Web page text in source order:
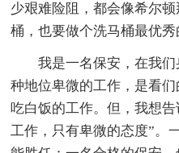
少艰难险阻，都会像希尔
桶，也要做个洗马桶最优秀
我是一名保安，在我
种地位卑微的工作，是看
吃白饭的工作。但，我想
工作，只有卑微的态度”。